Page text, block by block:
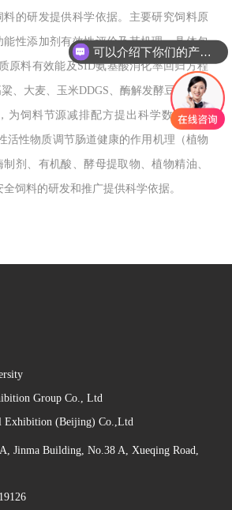
的研发提供科学依据。主要研究饲料原
能性添加剂有效性评价及其机理。具体包
原料有效能及SID氨基酸消化率回归方程
、大麦、玉米DDGS 、酶解发酵豆粕，及
为饲料节源减排配方提出科学数据和模
活性物质调节肠道健康的作用机理（植物
剂、有机酸、酵母提取物、植物精油、
全饲料的研发和推广提供科学依据。
Group Co., Ltd
Exhibition (Beijing) Co.,Ltd
Jinma Building, No.38 A, Xueqing Road,
可以介绍下你们的产品么